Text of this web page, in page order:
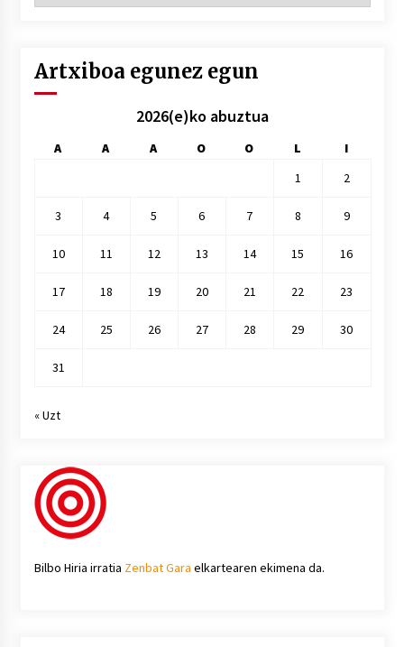
Artxiboa egunez egun
2026(e)ko abuztua
A A A O O L
I
1
2
3 4 5 6 7 8 9
10 11 12 13 14 15 16
17 18 19 20 21 22 23
24 25 26 27 28 29 30
31
« Uzt
Bilbo Hiria irratia Zenbat Gara elkartearen ekimena da.